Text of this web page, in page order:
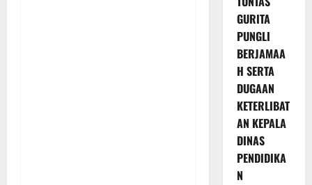
GURITA
PUNGLI
BERJAMAA
H SERTA
DUGAAN
KETERLIBAT
AN KEPALA
DINAS
PENDIDIKA
N